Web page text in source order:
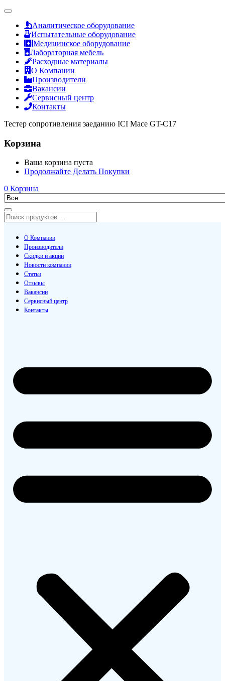
Аналитическое оборудование
Испытательные оборудование
Медицинское оборудование
Лабораторная мебель
Расходные материалы
О Компании
Производители
Вакансии
Сервисный центр
Контакты
Тестер сопротивления заеданию ICI Mace GT-C17
Корзина
Ваша корзина пуста
Продолжайте Делать Покупки
0 Корзина
О Компании
Производители
Скидки и акции
Новости компании
Статьи
Отзывы
Вакансии
Сервисный центр
Контакты